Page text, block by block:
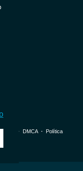
・ DMCA・ Política